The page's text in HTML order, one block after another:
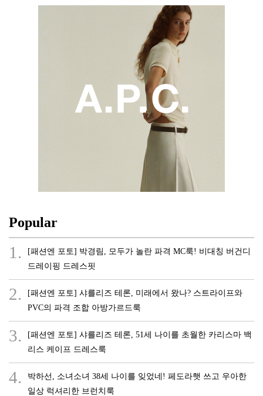
Popular
1.
[패션엔 포토] 박경림, 모두가 놀란 파격 MC룩! 비대칭 버건디
드레이핑 드레스핏
2.
[패션엔 포토] 샤를리즈 테론, 미래에서 왔나? 스트라이프와
PVC의 파격 조합 아방가르드룩
3.
[패션엔 포토] 샤를리즈 테론, 51세 나이를 초월한 카리스마 백
리스 케이프 드레스룩
4.
박하선, 소녀소녀 38세 나이를 잊었네! 페도라햇 쓰고 우아한
일상 럭셔리한 브런치룩